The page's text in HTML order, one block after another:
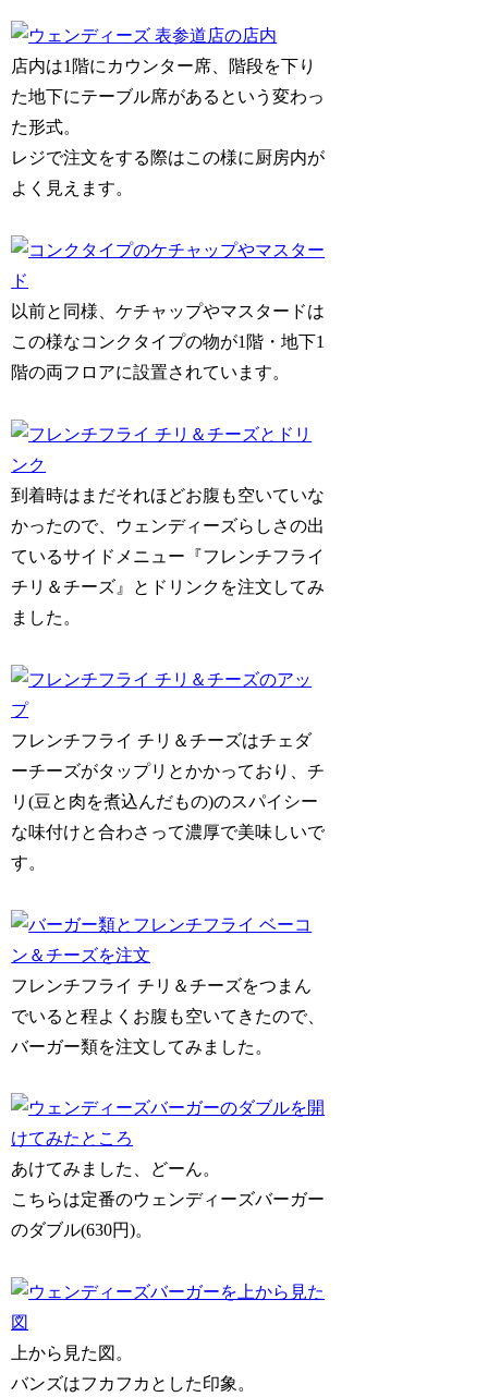
店内は1階にカウンター席、階段を下り
た地下にテーブル席があるという変わっ
た形式。
レジで注文をする際はこの様に厨房内が
よく見えます。
以前と同様、ケチャップやマスタードは
この様なコンクタイプの物が1階・地下1
階の両フロアに設置されています。
到着時はまだそれほどお腹も空いていな
かったので、ウェンディーズらしさの出
ているサイドメニュー『フレンチフライ
チリ＆チーズ』とドリンクを注文してみ
ました。
フレンチフライ チリ＆チーズはチェダ
ーチーズがタップリとかかっており、チ
リ(豆と肉を煮込んだもの)のスパイシー
な味付けと合わさって濃厚で美味しいで
す。
フレンチフライ チリ＆チーズをつまん
でいると程よくお腹も空いてきたので、
バーガー類を注文してみました。
あけてみました、どーん。
こちらは定番のウェンディーズバーガー
のダブル(630円)。
上から見た図。
バンズはフカフカとした印象。